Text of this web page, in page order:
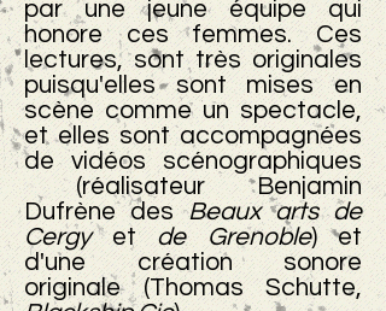
par une jeune équipe qui
honore ces femmes. Ces
lectures, sont très originales
puisqu'elles sont mises en
scène comme un spectacle,
et elles sont accompagnées
de vidéos scénographiques
(réalisateur Benjamin
Dufrène desBeaux arts de
Cergyetde Grenoble) et
d'une création sonore
originale (Thomas Schutte,